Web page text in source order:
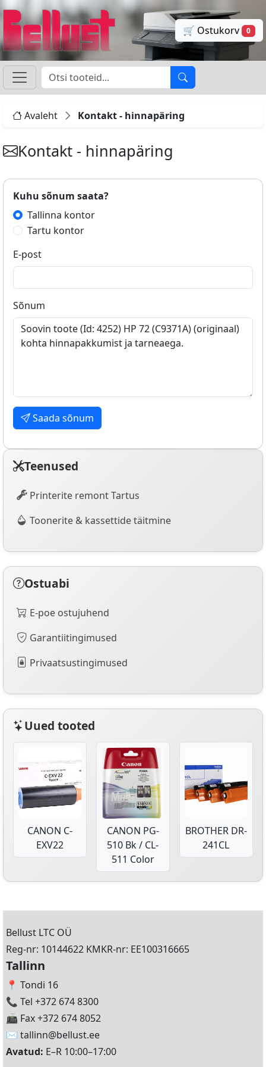
🛒 Ostukorv 0
Avaleht Kontakt - hinnapäring
Kontakt - hinnapäring
Kuhu sõnum saata?
Tallinna kontor
Tartu kontor
E-post
Sõnum
Saada sõnum
Teenused
Printerite remont Tartus
Toonerite & kassettide täitmine
Ostuabi
E-poe ostujuhend
Garantiitingimused
Privaatsustingimused
Uued tooted
CANON C-
EXV22
CANON PG-
510 Bk / CL-
511 Color
BROTHER DR-
241CL
Bellust LTC OÜ
Reg-nr: 10144622 KMKR-nr: EE100316665
Tallinn
📍 Tondi 16
📞 Tel +372 674 8300
📠 Fax +372 674 8052
✉️ tallinn@bellust.ee
Avatud: E–R 10:00–17:00